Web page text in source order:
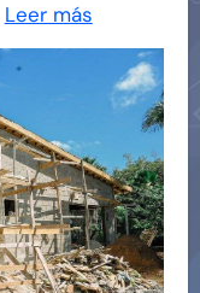
Leer más